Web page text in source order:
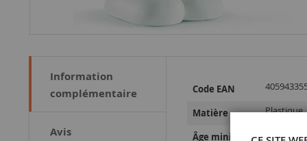
Information
complémentaire
Avis
d’information
Code EAN
Matière Plastique
Âge minimum